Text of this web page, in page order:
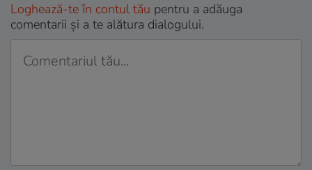
Loghează-te în contul tău pentru a adăuga
comentarii și a te alătura dialogului.